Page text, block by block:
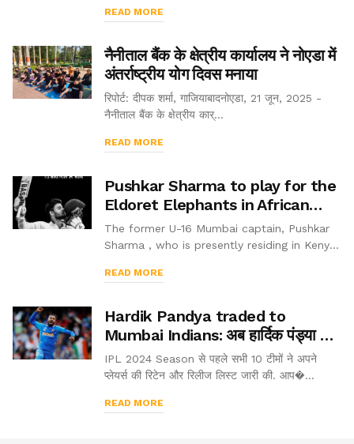
READ MORE
नैनीताल बैंक के क्षेत्रीय कार्यालय ने नोएडा में
अंतर्राष्ट्रीय योग दिवस मनाया
रिपोर्ट: दीपक शर्मा, गाजियाबादनोएडा, 21 जून, 2025 -
नैनीताल बैंक के क्षेत्रीय कार्...
READ MORE
Pushkar Sharma to play for the
Eldoret Elephants in African
Premier League (2021)
The former U-16 Mumbai captain, Pushkar
Sharma , who is presently residing in Kenya
League to be held in Kenya. He was bagged
READ MORE
Hardik Pandya traded to
Mumbai Indians: अब हार्दिक पंड्या की
मुंबई इंडियंस में वापसी
IPL 2024 Season से पहले सभी 10 टीमों ने अपने
प्लेयर्स की रिटेन और रिलीज लिस्ट जारी की. आप�...
READ MORE